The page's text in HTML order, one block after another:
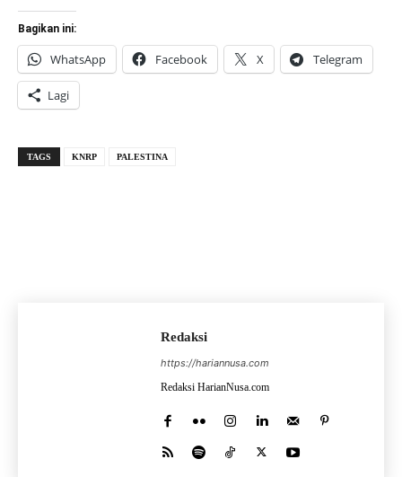
Bagikan ini:
WhatsApp Facebook X Telegram
Lagi
TAGS KNRP PALESTINA
Redaksi
https://hariannusa.com
Redaksi HarianNusa.com